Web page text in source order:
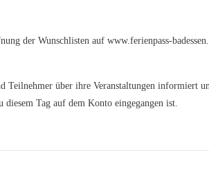
der Wunschlisten auf www.ferienpass-
Teilnehmer über ihre Veranstaltungen informiert
diesem Tag auf dem Konto eingegangen ist.